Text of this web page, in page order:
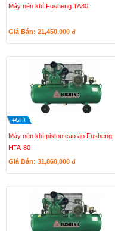
Máy nén khí Fusheng TA80
Giá Bán: 21,450,000 đ
Máy nén khí piston cao áp Fusheng
HTA-80
Giá Bán: 31,860,000 đ